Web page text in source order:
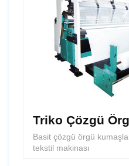
Triko Çözgü
Basit çözgü örgü
tekstil makinası